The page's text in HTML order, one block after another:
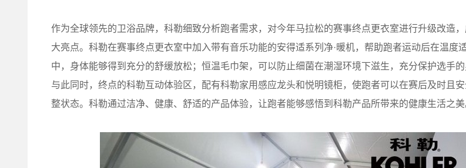
作为全球领先的卫浴品牌，科勒细致分析跑者需求，对今年马拉松的赛事终点更衣室进行升级改造
大亮点。科勒在赛事终点更衣室中加入带有音乐功能的安得适系列净·暖机，帮助跑者运动后在温度
中，身体能够得到充分的舒缓放松；恒温毛巾架，可以防止细菌在潮湿环境下滋生，充分保护选手的
与此同时，终点的科勒互动体验区，配有科勒家用感应龙头和悦明镜柜，使跑者可以在赛后及时且安
整状态。科勒通过洁净、健康、舒适的产品体验，让跑者能够感悟到科勒产品所带来的健康生活之美